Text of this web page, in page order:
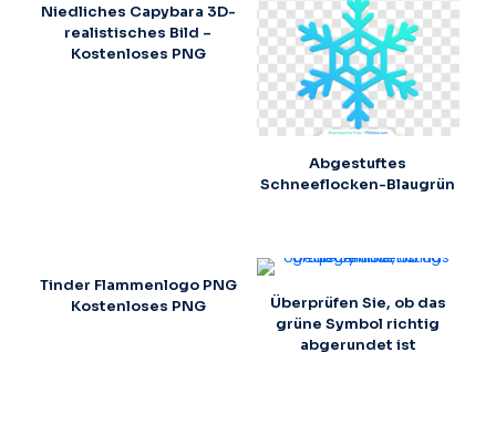
Niedliches Capybara 3D-
realistisches Bild –
Kostenloses PNG
Abgestuftes
Schneeflocken-Blaugrün
Tinder Flammenlogo PNG
Kostenloses PNG
Überprüfen Sie, ob das
grüne Symbol richtig
abgerundet ist